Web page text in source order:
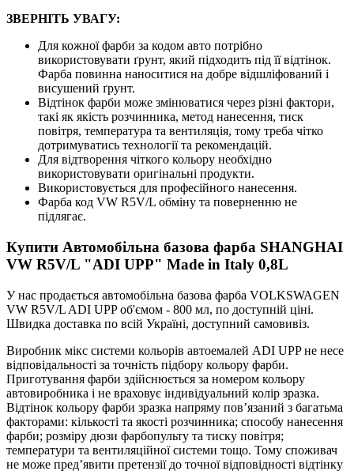
ЗВЕРНІТЬ УВАГУ:
Для кожної фарби за кодом авто потрібно
використовувати ґрунт, який підходить під її відтінок.
Фарба повинна наноситися на добре відшліфований і
висушений ґрунт.
Відтінок фарби може змінюватися через різні фактори,
такі як якість розчинника, метод нанесення, тиск
повітря, температура та вентиляція, тому треба чітко
дотримуватись технології та рекомендацій.
Для відтворення чіткого кольору необхідно
використовувати оригінальні продукти.
Використовується для професійного нанесення.
Фарба код VW R5V/L обміну та поверненню не
підлягає.
Купити Автомобільна базова фарба SHANGHAI
VW R5V/L "ADI UPP" Made in Italy 0,8L
У нас продається автомобільна базова фарба VOLKSWAGEN
VW R5V/L ADI UPP об'ємом - 800 мл, по доступній ціні.
Швидка доставка по всій Україні, доступний самовивіз.
Виробник мікс системи кольорів автоемалей ADI UPP не несе
відповідальності за точність підбору кольору фарби.
Приготування фарби здійснюється за номером кольору
автовиробника і не враховує індивідуальний колір зразка.
Відтінок кольору фарби зразка напряму пов’язаний з багатьма
факторами: кількості та якості розчинника; способу нанесення
фарби; розміру дюзи фарбопульту та тиску повітря;
температури та вентиляційної системи тощо. Тому споживач
не може пред’явити претензії до точної відповідності відтінку